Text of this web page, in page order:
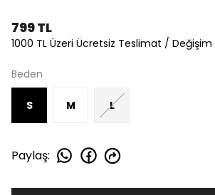
799 TL
1000 TL Üzeri Ücretsiz Teslimat /
Beden
S M L
Paylaş: